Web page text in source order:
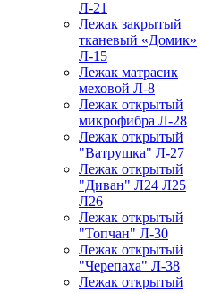
Л-21
Лежак закрытый
тканевый «Домик»
Л-15
Лежак матрасик
меховой Л-8
Лежак открытый
микрофибра Л-28
Лежак открытый
"Ватрушка" Л-27
Лежак открытый
"Диван" Л24 Л25
Л26
Лежак открытый
"Топчан" Л-30
Лежак открытый
"Черепаха" Л-38
Лежак открытый